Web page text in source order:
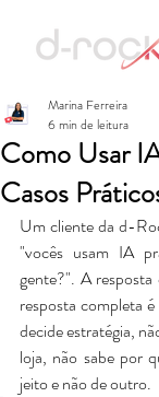
Como Usar
Casos
Marina Ferreira
6 min de leitura
Um cliente da d-
"vocês usam IA
gente?". A
resposta completa
decide estratégia,
loja, não sabe por
jeito e não de outro.